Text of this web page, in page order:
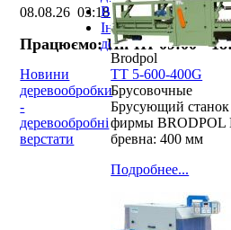
08.08.26 03:18:39
Працюємо: Пн-Пт 09:00 -
Виробництво меблів
Інструменти та
допоміжне
Новини
деревообробки
-
деревообробні
верстати
Brodpol
ТТ 5-600-400G
Брусовочные
Брусующий станок
фирмы BRODPOL
бревна: 400 мм
Подробнее...